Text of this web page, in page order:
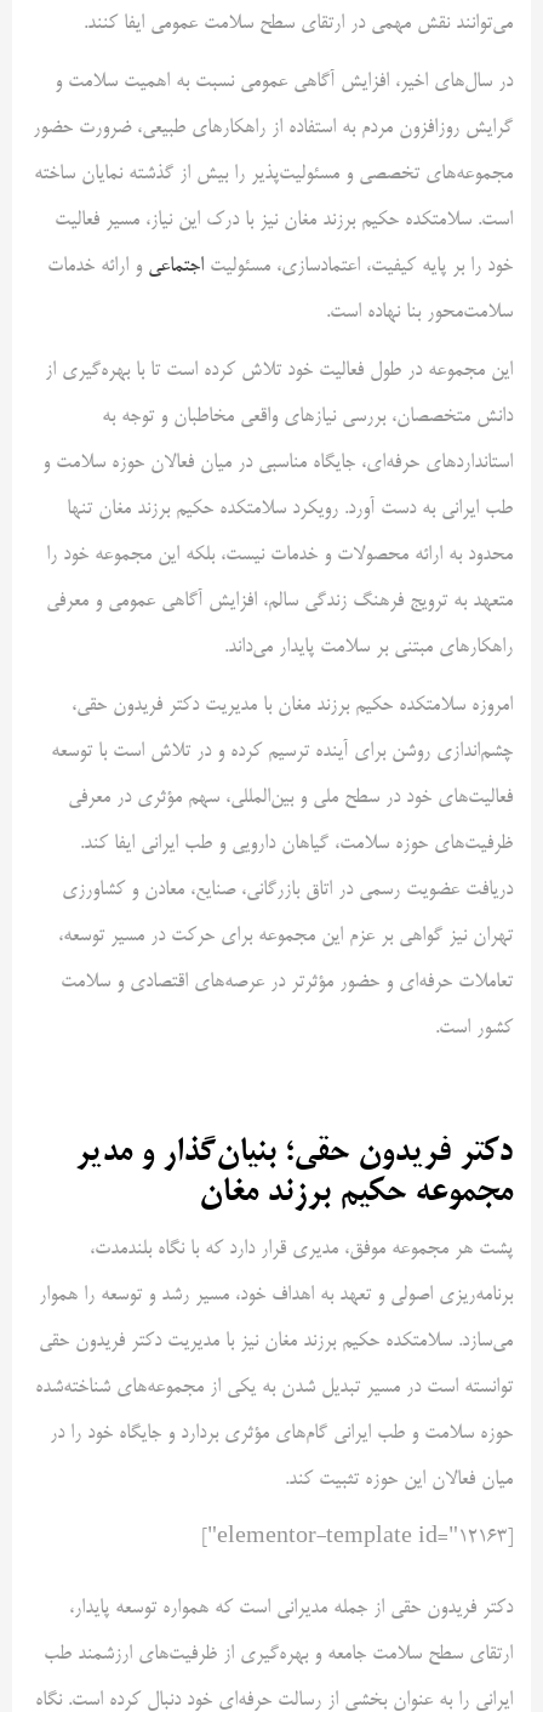
می‌توانند نقش مهمی در ارتقای سطح سلامت عمومی ایفا کنند.
در سال‌های اخیر، افزایش آگاهی عمومی نسبت به اهمیت سلامت و
گرایش روزافزون مردم به استفاده از راهکارهای طبیعی، ضرورت حضور
مجموعه‌های تخصصی و مسئولیت‌پذیر را بیش از گذشته نمایان ساخته
است. سلامتکده حکیم برزند مغان نیز با درک این نیاز، مسیر فعالیت
خود را بر پایه کیفیت، اعتمادسازی، مسئولیت اجتماعی و ارائه خدمات
سلامت‌محور بنا نهاده است.
این مجموعه در طول فعالیت خود تلاش کرده است تا با بهره‌گیری از
دانش متخصصان، بررسی نیازهای واقعی مخاطبان و توجه به
استانداردهای حرفه‌ای، جایگاه مناسبی در میان فعالان حوزه سلامت و
طب ایرانی به دست آورد. رویکرد سلامتکده حکیم برزند مغان تنها
محدود به ارائه محصولات و خدمات نیست، بلکه این مجموعه خود را
متعهد به ترویج فرهنگ زندگی سالم، افزایش آگاهی عمومی و معرفی
راهکارهای مبتنی بر سلامت پایدار می‌داند.
امروزه سلامتکده حکیم برزند مغان با مدیریت دکتر فریدون حقی،
چشم‌اندازی روشن برای آینده ترسیم کرده و در تلاش است با توسعه
فعالیت‌های خود در سطح ملی و بین‌المللی، سهم مؤثری در معرفی
ظرفیت‌های حوزه سلامت، گیاهان دارویی و طب ایرانی ایفا کند.
دریافت عضویت رسمی در اتاق بازرگانی، صنایع، معادن و کشاورزی
تهران نیز گواهی بر عزم این مجموعه برای حرکت در مسیر توسعه،
تعاملات حرفه‌ای و حضور مؤثرتر در عرصه‌های اقتصادی و سلامت
کشور است.
دکتر فریدون حقی؛ بنیان‌گذار و مدیر
مجموعه حکیم برزند مغان
پشت هر مجموعه موفق، مدیری قرار دارد که با نگاه بلندمدت،
برنامه‌ریزی اصولی و تعهد به اهداف خود، مسیر رشد و توسعه را هموار
می‌سازد. سلامتکده حکیم برزند مغان نیز با مدیریت دکتر فریدون حقی
توانسته است در مسیر تبدیل شدن به یکی از مجموعه‌های شناخته‌شده
حوزه سلامت و طب ایرانی گام‌های مؤثری بردارد و جایگاه خود را در
میان فعالان این حوزه تثبیت کند.
دکتر فریدون حقی از جمله مدیرانی است که همواره توسعه پایدار،
ارتقای سطح سلامت جامعه و بهره‌گیری از ظرفیت‌های ارزشمند طب
ایرانی را به عنوان بخشی از رسالت حرفه‌ای خود دنبال کرده است. نگاه